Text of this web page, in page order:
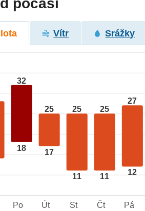
počasí
Vítr Srážky
32
18
25
17
25
11
25
11
27
12
Po Út St Čt Pá